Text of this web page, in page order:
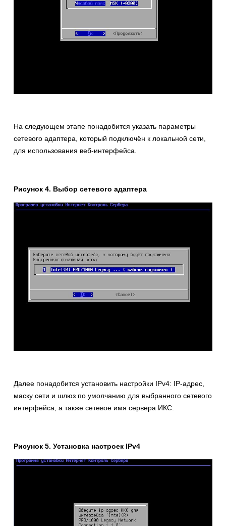
На следующем этапе понадобится указать параметры
сетевого адаптера, который подключён к локальной сети,
для использования веб-интерфейса.
Рисунок 4. Выбор сетевого адаптера
Далее понадобится установить настройки IPv4: IP-адрес,
маску сети и шлюз по умолчанию для выбранного сетевого
интерфейса, а также сетевое имя сервера ИКС.
Рисунок 5. Установка настроек IPv4